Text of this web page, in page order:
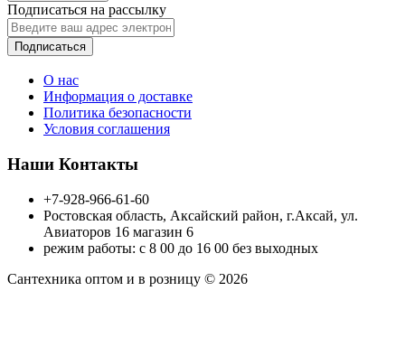
Подписаться на рассылку
Подписаться
О нас
Информация о доставке
Политика безопасности
Условия соглашения
Наши Контакты
+7-928-966-61-60
Ростовская область, Аксайский район, г.Аксай, ул.
Авиаторов 16 магазин 6
режим работы: с 8 00 до 16 00 без выходных
Сантехника оптом и в розницу © 2026